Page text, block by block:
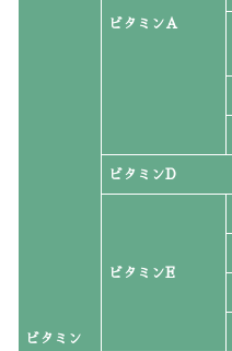
ビタミン
ビタミンA
ビタミンD
ビタミンE